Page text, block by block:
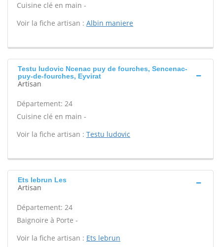
Cuisine clé en main -
Voir la fiche artisan : Albin maniere
Testu ludovic Ncenac puy de fourches, Sencenac-
puy-de-fourches, Eyvirat
Artisan
Département: 24
Cuisine clé en main -
Voir la fiche artisan : Testu ludovic
Ets lebrun Les
Artisan
Département: 24
Baignoire à Porte -
Voir la fiche artisan : Ets lebrun